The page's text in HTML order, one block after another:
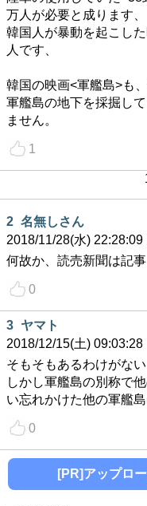
万人が必要と成ります、
韓国人が暴動を起こし
人です、
韓国の映画<軍艦島>も
軍艦島の地下を採掘し
ません。
1
2 名無しさん
2018/11/28(水) 22:28:09
何故か、読売新聞は記
0
3 ヤマト
2018/12/15(土) 09:03:28
そもそもあるわけがない
しかし軍艦島の別称で
い忘れかけた他の軍艦
0
[PR]アップロ